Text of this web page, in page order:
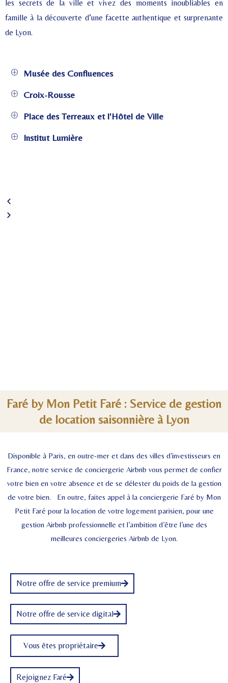
les secrets de la ville et vivez des moments inoubliables en
famille à la découverte d’une facette authentique et surprenante
de Lyon.
Musée des Confluences
Croix-Rousse
Place des Terreaux et l'Hôtel de Ville
Institut Lumière
Faré by Mon Petit Faré : Service de gestion
de location saisonnière à Lyon
Disponible à Paris, en outre-mer et dans des villes d’investisseurs en
France, notre service de conciergerie Airbnb vous permet de confier
votre bien en votre absence et de se délester du poids de la gestion
de votre bien. En outre, faites appel à la conciergerie Faré by Mon
Petit Faré pour la location de votre logement parisien, pour une
gestion Airbnb professionnelle et l’ambition d’être l’une des
meilleures conciergeries Airbnb de Lyon.
Notre offre de service premium
Notre offre de service digital
Vous êtes propriétaire
Rejoignez Faré